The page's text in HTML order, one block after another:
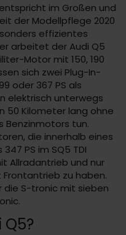
im Großen und
der Modellpflege 2020
effizientes
arbeitet der Audi Q5
Motor mit 150, 190
sich zwei Plug-In-
oder 367 PS als
elektrisch unterwegs
50 Kilometer lang ohne
Benzinmotors tun.
die innerhalb eines
PS im SQ5 TDI
Allradantrieb und nur
zu haben.
die S-tronic mit sieben